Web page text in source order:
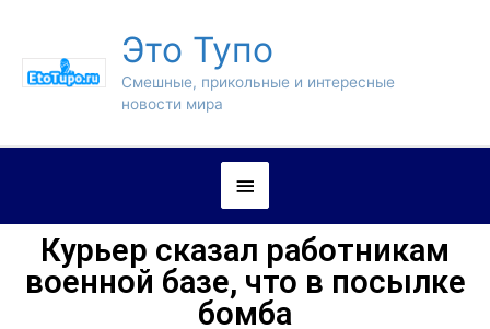
Это Тупо
Смешные, прикольные и интересные
новости мира
Курьер сказал работникам
военной базе, что в посылке
бомба